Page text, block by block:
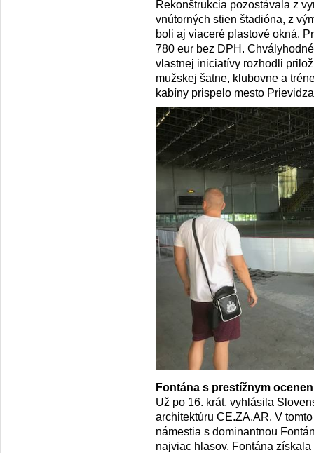
Rekonštrukcia pozostávala z
vnútorných stien štadióna, z
boli aj viaceré plastové okná.
780 eur bez DPH.
vlastnej iniciatívy rozhodli
mužskej šatne, klubovne a
kabíny prispelo mesto
Fontána s prestížnym
Už po 16. krát, vyhlásila
architektúru CE.ZA.AR. V
námestia s dominantnou
najviac hlasov. Fontána